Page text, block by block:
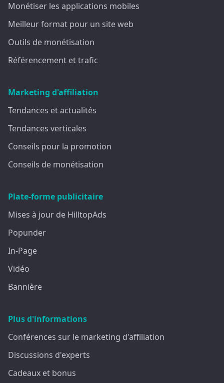
Monétiser les applications mobiles
Meilleur format pour un site web
Outils de monétisation
Référencement et trafic
Marketing d'affiliation
Tendances et actualités
Tendances verticales
Conseils pour la promotion
Conseils de monétisation
Plate-forme publicitaire
Mises à jour de HilltopAds
Popunder
In-Page
Vidéo
Bannière
Plus d'informations
Conférences sur le marketing d'affiliation
Discussions d'experts
Cadeaux et bonus